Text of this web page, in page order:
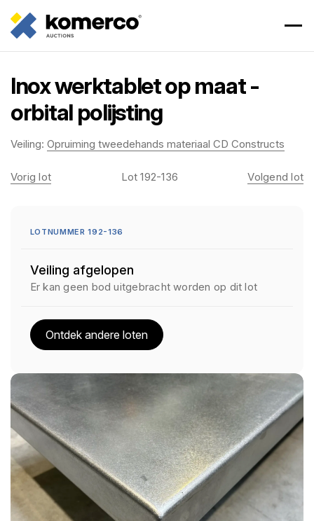
Inox werktablet op maat -
orbital polijsting
Veiling: Opruiming tweedehands materiaal CD Constructs
Vorig lot Lot 192-136 Volgend lot
LOTNUMMER 192-136
Veiling afgelopen
Er kan geen bod uitgebracht worden op dit lot
Ontdek andere loten